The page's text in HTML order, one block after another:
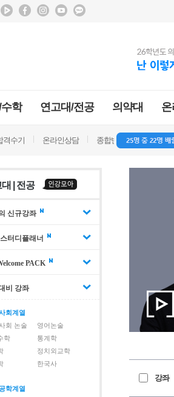
학 연고대/전공 의약대
격수기 온라인상담 종합반 방문상담
| 전공
신규강좌
터디플래너
PACK
비 강좌
회계열
회 논술
영어논술
학
통계학
정치외교학
한국사
학계열
강좌